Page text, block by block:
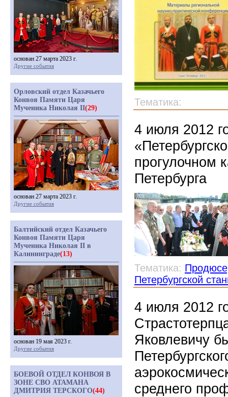
Тематика:
4 июля 2012
прогулочном
Петербурга
Тематика:
Петербургской
4 июля 2012
Яковлевичу
среднего
основан 27 марта 2023 г.
Другие события
Орловский отдел Казачьего
Конвоя Памяти Царя
Мученика Николая II(29)
основан 27 марта 2023 г.
Другие события
Балтийский отдел Казачьего
Конвоя Памяти Царя
Мученика Николая II в
Калининграде(13)
основан 19 мая 2023 г.
Другие события
БОЕВОЙ ОТДЕЛ КОНВОЯ В
ЗОНЕ СВО АТАМАНА
ДМИТРИЯ ТЕРСКОГО(44)